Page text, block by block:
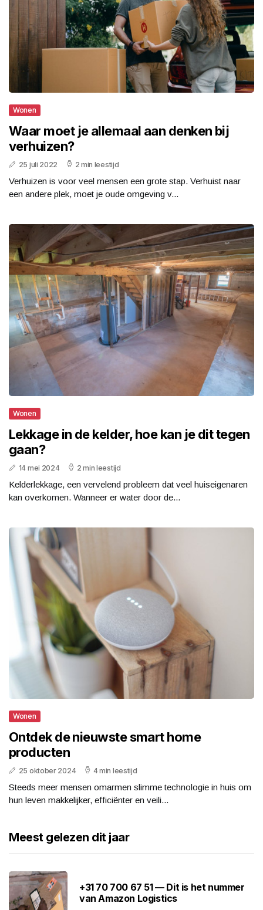
Wonen
Waar moet je allemaal aan denken bij
verhuizen?
25 juli 2022 2 min leestijd
Verhuizen is voor veel mensen een grote stap. Verhuist naar
een andere plek, moet je oude omgeving v...
Wonen
Lekkage in de kelder, hoe kan je dit tegen
gaan?
14 mei 2024 2 min leestijd
Kelderlekkage, een vervelend probleem dat veel huiseigenaren
kan overkomen. Wanneer er water door de...
Wonen
Ontdek de nieuwste smart home
producten
25 oktober 2024 4 min leestijd
Steeds meer mensen omarmen slimme technologie in huis om
hun leven makkelijker, efficiënter en veili...
Meest gelezen dit jaar
+31 70 700 67 51 — Dit is het nummer
van Amazon Logistics